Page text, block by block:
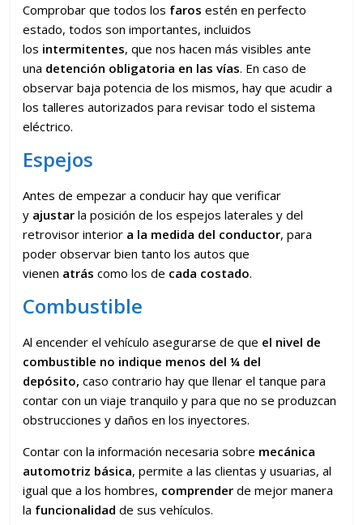
Comprobar que todos los faros estén en perfecto
estado, todos son importantes, incluidos
los intermitentes, que nos hacen más visibles ante
una detención obligatoria en las vías. En caso de
observar baja potencia de los mismos, hay que acudir a
los talleres autorizados para revisar todo el sistema
eléctrico.
Espejos
Antes de empezar a conducir hay que verificar
y ajustar la posición de los espejos laterales y del
retrovisor interior a la medida del conductor, para
poder observar bien tanto los autos que
vienen atrás como los de cada costado.
Combustible
Al encender el vehículo asegurarse de que el nivel de
combustible no indique menos del ¼ del
depósito,caso contrario hay que llenar el tanque para
contar con un viaje tranquilo y para que no se produzcan
obstrucciones y daños en los inyectores.
Contar con la información necesaria sobre mecánica
automotriz básica, permite a las clientas y usuarias, al
igual que a los hombres, comprender de mejor manera
la funcionalidad de sus vehículos.